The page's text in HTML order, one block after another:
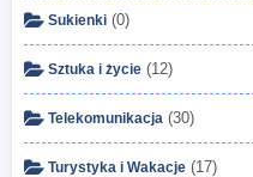
Sukienki (0)
Sztuka i życie (12)
Telekomunikacja (30)
Turystyka i Wakacje (17)